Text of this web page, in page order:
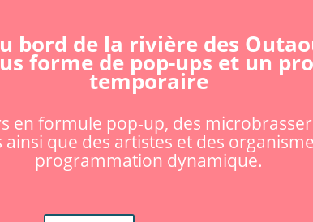
bord de la rivière des
forme de pop-ups et un
temporaire
en formule pop-up, des
que des artistes et des
programmation dynamique.